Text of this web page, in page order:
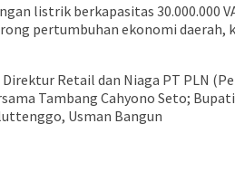
listrik berkapasitas 30.000.000
pertumbuhan ekonomi
Retail dan Niaga PT PLN
Tambang Cahyono Seto;
Usman Bangun